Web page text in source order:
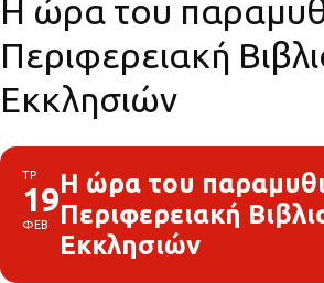
Η ώρα του
Περιφερειακή
Εκκλησιών
ΤΡ
19
ΦΕΒ
Η ώρα του
Περιφερειακή
Εκκλησιών